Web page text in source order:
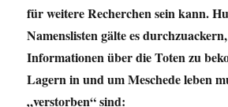
für weitere Recherchen sein kann.
Namenslisten gälte es
Informationen über die Toten zu
Lagern in und um Meschede leben
„verstorben“ sind: